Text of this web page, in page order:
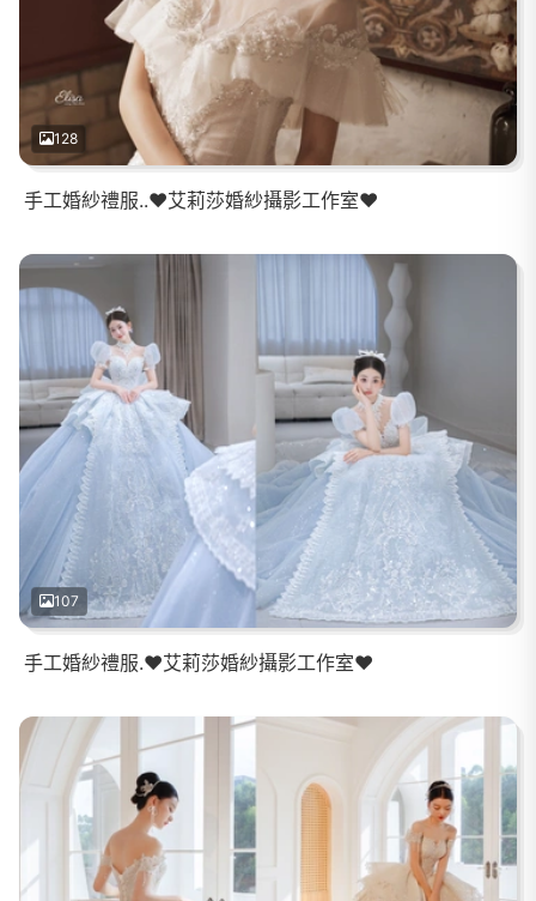
128
手工婚紗禮服..❤️艾莉莎婚紗攝影工作室❤️
107
手工婚紗禮服.❤️艾莉莎婚紗攝影工作室❤️